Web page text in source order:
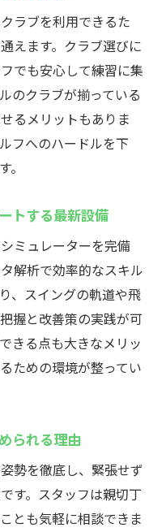
ラブを利用できるた
えます。クラブ選びに
でも安心して練習に集
のクラブが揃っている
るメリットもありま
フへのハードルを下
トする最新設備
ミュレーターを完備
解析で効率的なスキル
、スイングの軌道や飛
握と改善策の実践が可
きる点も大きなメリッ
ための環境が整ってい
られる理由
勢を徹底し、緊張せず
す。スタッフは親切丁
とも気軽に相談できま